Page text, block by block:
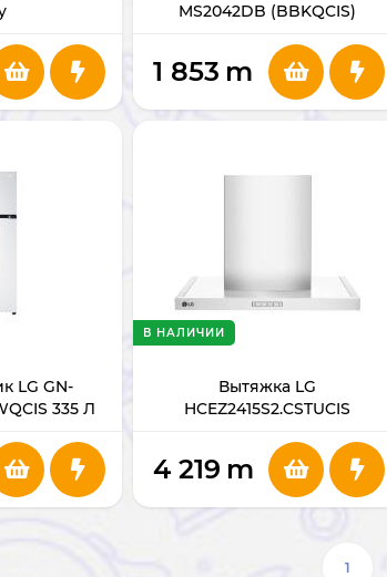
MS2042DB (BBKQCIS)
1 853 m
LG GN-
335 Л
Вытяжка LG
HCEZ2415S2.CSTUCIS
В НАЛИЧИИ
4 219 m
1